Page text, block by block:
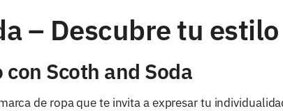
– Descubre tu
Scoth and Soda
de ropa que te invita a expresar tu